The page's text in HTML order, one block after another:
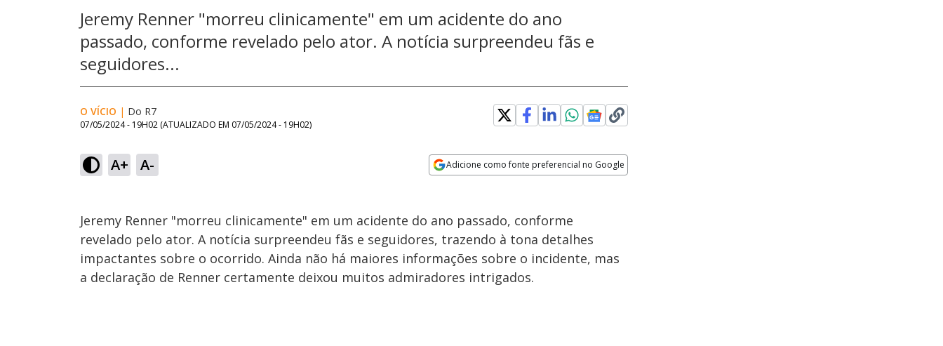
Jeremy Renner "morreu clinicamente" em um acidente do ano
passado, conforme revelado pelo ator. A notícia surpreendeu fãs e
seguidores...
O VÍCIO | Do R7
07/05/2024 - 19H02 (ATUALIZADO EM 07/05/2024 - 19H02)
A+ A- Adicione como fonte preferencial no Google
Jeremy Renner "morreu clinicamente" em um acidente do ano passado, conforme
revelado pelo ator. A notícia surpreendeu fãs e seguidores, trazendo à tona detalhes
impactantes sobre o ocorrido. Ainda não há maiores informações sobre o incidente, mas
a declaração de Renner certamente deixou muitos admiradores intrigados.